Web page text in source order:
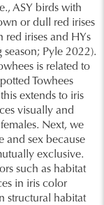
ASY birds with
or dull red irises
red irises and HYs
Pyle 2022).
is related to
Towhees
extends to iris
visually and
Next, we
and sex because
exclusive.
such as habitat
in iris color
structural habitat